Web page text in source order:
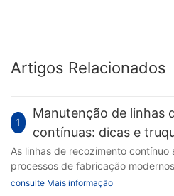
Artigos Relacionados
1
Manutenção de linhas
contínuas: dicas e
As linhas de recozimento contínuo
processos de fabricação
materiais sejam aquecidos e
consulte Mais informação